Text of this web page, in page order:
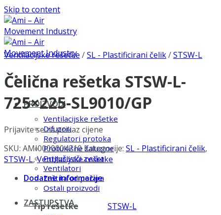
Skip to content
PROIZVODI
Ventilacijske rešetke
Difuzori
Regulatori protoka
Protukišne žaluzine
Prigušivači zvuka
Ventilatori
Zaštita od požara
Ostali proizvodi
ZASTUPSTVA
Ventilacijske rešetke /SL - Plastificirani čelik/STSW-L
Čelična rešetka STSW-L-
725×225-SL9010/GP
Prijavite se za prikaz cijene
SKU: AMI0000004210 Kategorije: SL - Plastificirani čelik,
STSW-L,Ventilacijske rešetke
Dodatne informacije
Tip rešetke STSW-L